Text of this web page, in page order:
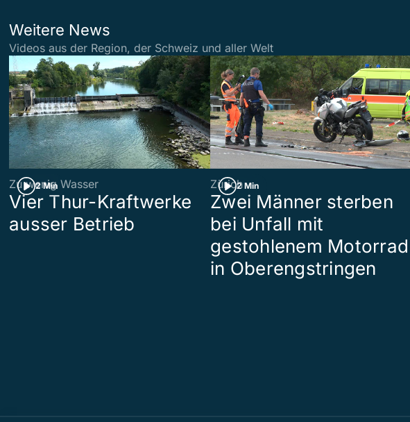
Weitere News
Videos aus der Region, der Schweiz und aller Welt
2 Min
Zu wenig Wasser
Vier Thur-Kraftwerke
ausser Betrieb
2 Min
Zürich
Zwei Männer sterben
bei Unfall mit
gestohlenem Motorrad
in Oberengstringen